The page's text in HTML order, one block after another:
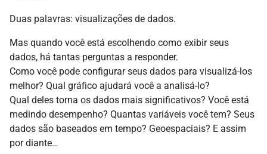
Duas palavras: visualizações de dados.
Mas quando você está escolhendo como exibir seus
dados, há tantas perguntas a responder.
Como você pode configurar seus dados para visualizá-los
melhor? Qual gráfico ajudará você a analisá-lo?
Qual deles torna os dados mais significativos? Você está
medindo desempenho? Quantas variáveis você tem? Seus
dados são baseados em tempo? Geoespaciais? E assim
por diante…